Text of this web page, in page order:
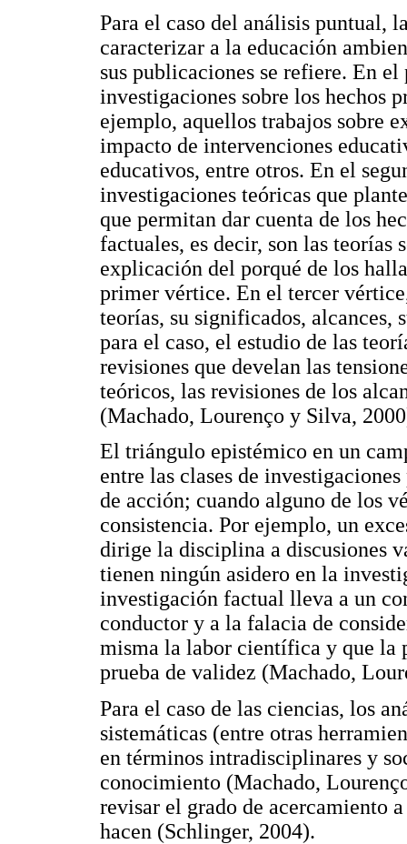
Para el caso del análisis puntual,
caracterizar a la educación
sus publicaciones se refiere. En
investigaciones sobre los hechos
ejemplo, aquellos trabajos sobre
impacto de intervenciones
educativos, entre otros. En el
investigaciones teóricas que
que permitan dar cuenta de los
factuales, es decir, son las teorías
explicación del porqué de los
primer vértice. En el tercer
teorías, su significados,
para el caso, el estudio de las
revisiones que develan las
teóricos, las revisiones de los
(Machado, Lourenço y Silva,
El triángulo epistémico en un
entre las clases de
de acción; cuando alguno de los
consistencia. Por ejemplo, un
dirige la disciplina a discusiones
tienen ningún asidero en la
investigación factual lleva a un
conductor y a la falacia de
misma la labor científica y que la
prueba de validez (Machado,
Para el caso de las ciencias, los
sistemáticas (entre otras
en términos intradisciplinares y
conocimiento (Machado,
revisar el grado de acercamiento
hacen (Schlinger, 2004).